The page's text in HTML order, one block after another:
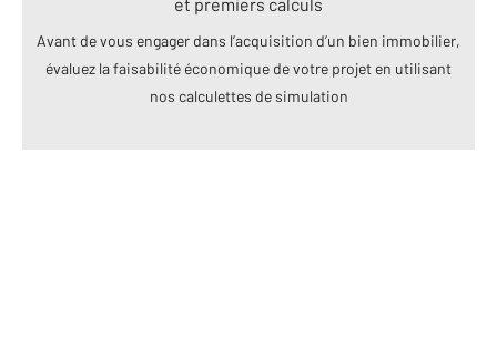
Avant de vous engager dans l’acquisition d’un bien immobilier,
évaluez la faisabilité économique de votre projet en utilisant
nos calculettes de simulation